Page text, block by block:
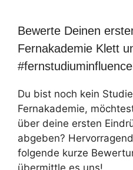
Bewerte Deinen
Fernakademie Klett
Du bist noch kein
Fernakademie,
über deine ersten
abgeben?
folgende kurze
übermittle es uns!